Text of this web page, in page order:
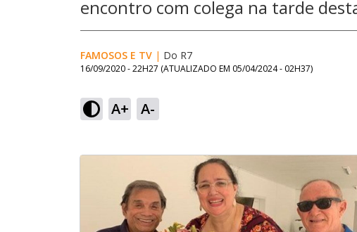
encontro com colega na tarde
FAMOSOS E TV | Do R7
16/09/2020 - 22H27 (ATUALIZADO EM 05/04/2024 - 02H37)
A+ A-